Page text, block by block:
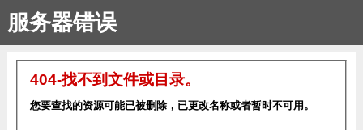
服务器错误
404-找不到文件或目录。
您要查找的资源可能已被删除，已更改名称或者暂时不可用。